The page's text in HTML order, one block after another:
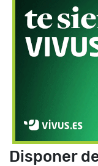
Disponer